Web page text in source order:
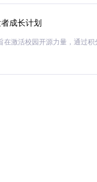
，帮助识别提升瓶颈
度同步。工具通过定期
开发者会通过
成长计划